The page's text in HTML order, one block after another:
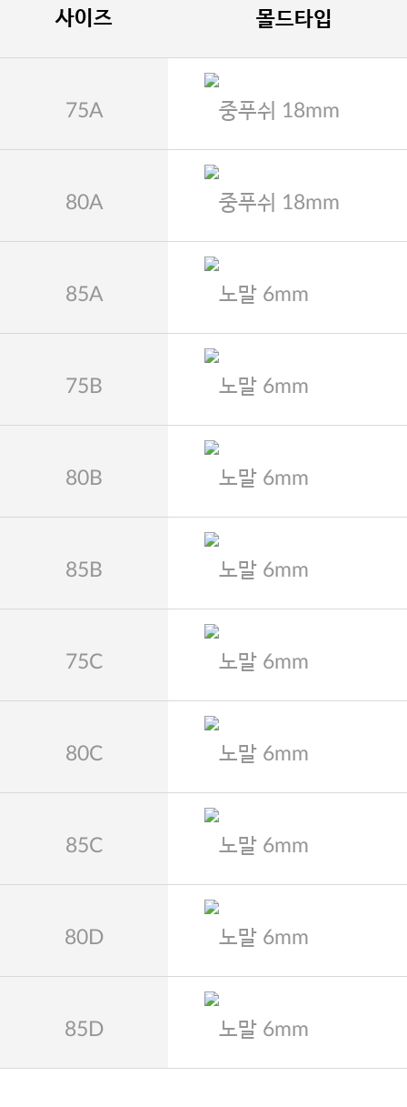
사이즈 몰드타입
75A 중푸쉬 18mm
80A 중푸쉬 18mm
85A 노말 6mm
75B 노말 6mm
80B 노말 6mm
85B 노말 6mm
75C 노말 6mm
80C 노말 6mm
85C 노말 6mm
80D 노말 6mm
85D 노말 6mm